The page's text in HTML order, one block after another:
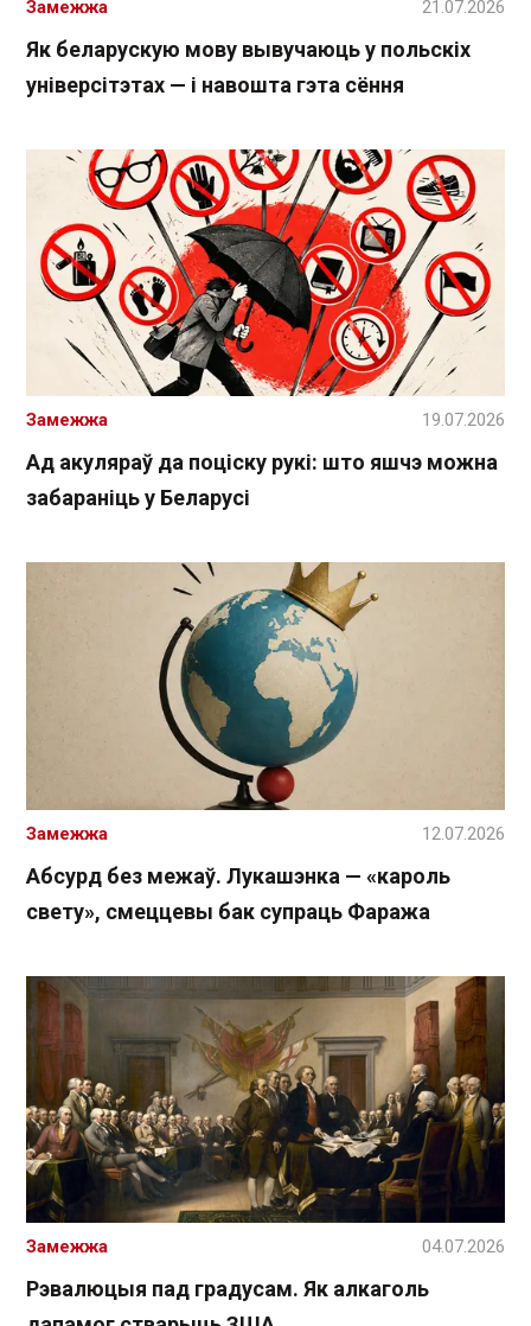
Як беларускую мову вывучаюць у польскіх
універсітэтах — і навошта гэта сёння
Замежжа 21.07.2026
Ад акуляраў да поціску рукі: што яшчэ можна
забараніць у Беларусі
Замежжа 19.07.2026
Абсурд без межаў. Лукашэнка — «кароль
свету», смеццевы бак супраць Фаража
Замежжа 12.07.2026
Рэвалюцыя пад градусам. Як алкаголь
Замежжа 04.07.2026